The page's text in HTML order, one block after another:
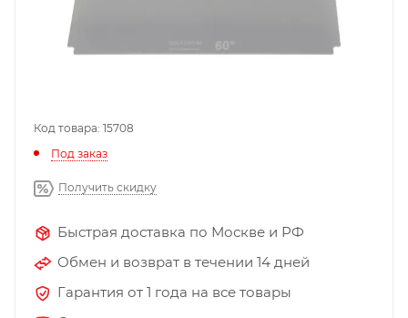
Код товара: 15708
Под заказ
Получить скидку
Быстрая доставка по Москве и РФ
Обмен и возврат в течении 14 дней
Гарантия от 1 года на все товары